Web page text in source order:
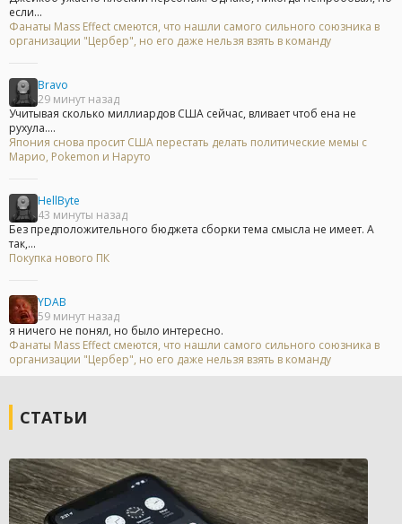
если...
Фанаты Mass Effect смеются, что нашли самого сильного союзника в
организации "Цербер", но его даже нельзя взять в команду
Bravo
29 минут назад
Учитывая сколько миллиардов США сейчас, вливает чтоб ена не
рухула....
Япония снова просит США перестать делать политические мемы с
Марио, Pokemon и Наруто
HellByte
43 минуты назад
Без предположительного бюджета сборки тема смысла не имеет. А
так,...
Покупка нового ПК
YDAB
59 минут назад
я ничего не понял, но было интересно.
Фанаты Mass Effect смеются, что нашли самого сильного союзника в
организации "Цербер", но его даже нельзя взять в команду
СТАТЬИ